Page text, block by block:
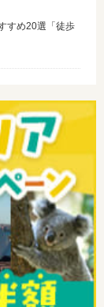
すめ20選「徒歩